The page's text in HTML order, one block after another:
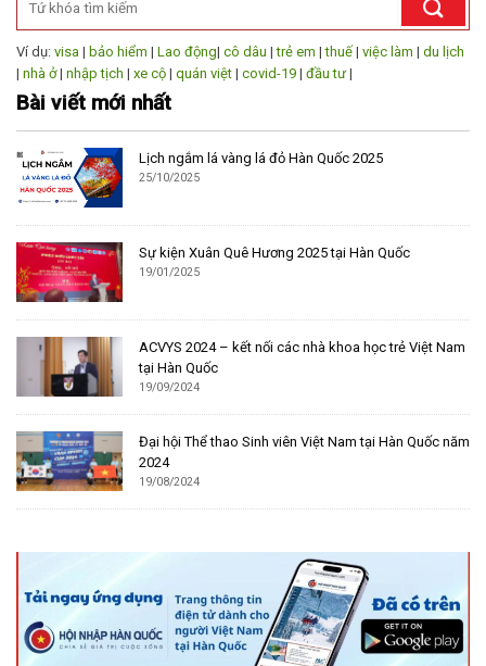
Ví dụ: visa | bảo hiểm | Lao động| cô dâu |trẻ em |thuế| việc làm | du lịch
| nhà ở| nhập tịch | xe cộ | quán việt | covid-19 | đầu tư |
Bài viết mới nhất
Lịch ngắm lá vàng lá đỏ Hàn Quốc 2025
25/10/2025
Sự kiện Xuân Quê Hương 2025 tại Hàn Quốc
19/01/2025
ACVYS 2024 – kết nối các nhà khoa học trẻ Việt Nam
tại Hàn Quốc
19/09/2024
Đại hội Thể thao Sinh viên Việt Nam tại Hàn Quốc năm
2024
19/08/2024